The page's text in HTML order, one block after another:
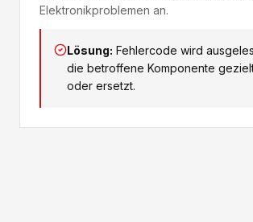
Elektronikproblemen an.
Lösung: Fehlercode wird
die betroffene Komponente
oder ersetzt.